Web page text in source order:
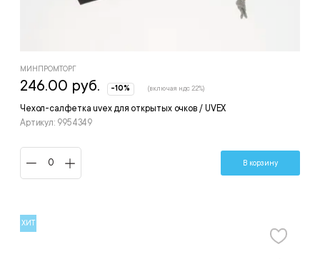
Чехол-салфетка uvex для открытых очков / UVEX
Артикул: 9954349
МИНПРОМТОРГ
246.00 руб. -10% (включая ндс 22%)
В корзину
ХИТ